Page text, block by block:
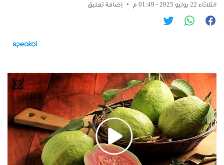
الثلاثاء 22 يوليو 2025 - 01:49 م إضافة تعليق